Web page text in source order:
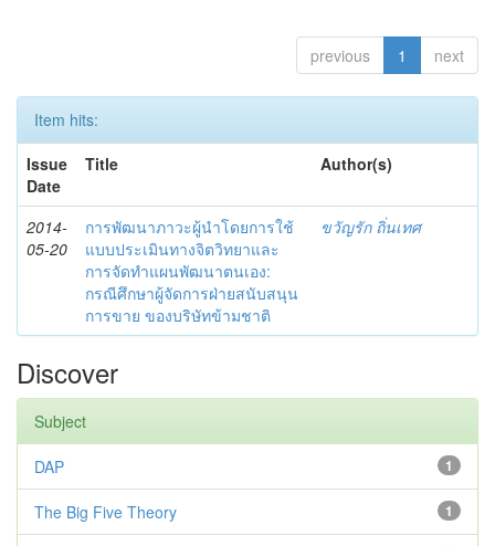
previous 1 next
Item hits:
Issue
Date
Title Author(s)
2014-
05-20
การพัฒนาภาวะผู้นำโดยการใช้
แบบประเมินทางจิตวิทยาและ
การจัดทำแผนพัฒนาตนเอง:
กรณีศึกษาผู้จัดการฝ่ายสนับสนุน
การขาย ของบริษัทข้ามชาติ
ขวัญรัก ถิ่นเทศ
Discover
Subject
1
DAP
1
The Big Five Theory